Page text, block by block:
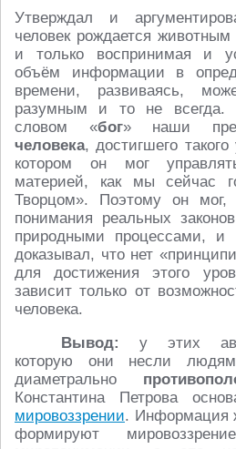
Утверждал и
человек рождается
и только воспринимая и
объём информации в
времени, развиваясь,
разумным и то не всегда.
словом «бог» наши
человека, достигшего
котором он мог
материей, как мы сейчас
Творцом». Поэтому он
понимания реальных
природными процессами, и
доказывал, что нет
для достижения этого
зависит только от
человека.
Вывод:
у этих
которую они несли
диаметрально
Константина Петрова
мировоззрении. Информация
формируют